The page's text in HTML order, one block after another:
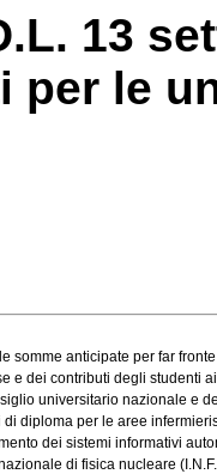
13
per le
anticipate per far
dei contributi degli studenti
universitario nazionale e
diploma per le aree
dei sistemi informativi
di fisica nucleare